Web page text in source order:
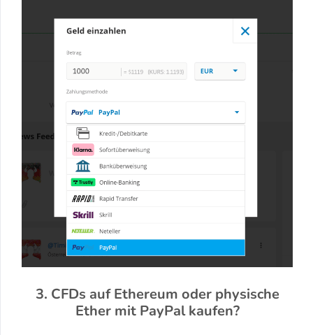
3. CFDs auf Ethereum oder physische
Ether mit PayPal kaufen?